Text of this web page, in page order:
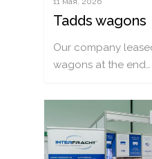
Tadds wagons
Our company
wagons at the end…